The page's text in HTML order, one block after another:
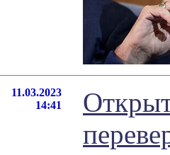
11.03.2023
14:41